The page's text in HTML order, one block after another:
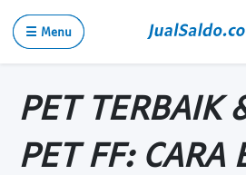
☰ Menu
PET TERBAIK
PET FF: CARA